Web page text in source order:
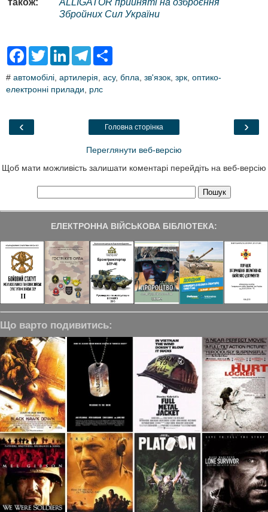
Збройних Сил України
F
e
b
k
T
t
t
L
k
e
T
e
g
m
r
# автомобілі артилерія асу, бпла зв'язок зрк оптико-
електронні прилади
рлс
‹ ›
Головна сторінка
Переглянути веб-версію
Щоб мати можливість залишати коментарі перейдіть на веб-версію
ЕЛЕКТРОННА ВІЙСЬКОВА БІБЛІОТЕКА:
Що варто подивитись: